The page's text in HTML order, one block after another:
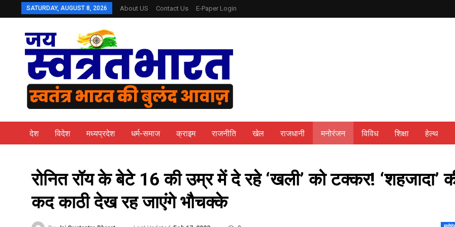
SATURDAY, AUGUST 8, 2026 About US Contact Us E-Paper Login
देश विदेश मध्यप्रदेश धर्म-समाज क्राइम राजनीति खेल राजधानी मनोरंजन विविध शिक्षा हेल्थ
रोनित रॉय के बेटे 16 की उम्र में दे रहे ‘खली’ को टक्कर! ‘शहजादा’
कद काठी देख रह जाएंगे भौचक्के